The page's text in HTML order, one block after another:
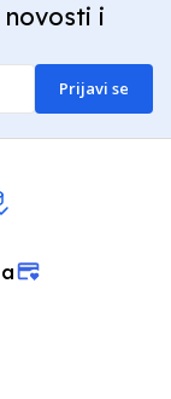
i
Prijavi se